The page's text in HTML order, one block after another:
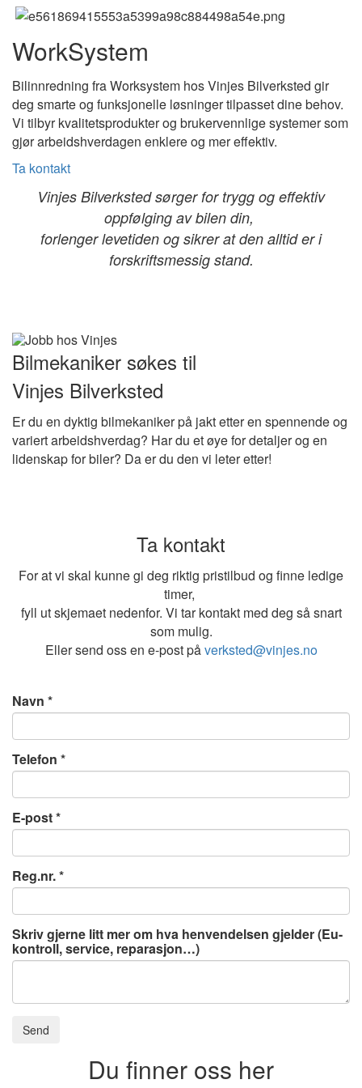
WorkSystem
Bilinnredning fra Worksystem hos Vinjes Bilverksted gir
deg smarte og funksjonelle løsninger tilpasset dine behov.
Vi tilbyr kvalitetsprodukter og brukervennlige systemer som
gjør arbeidshverdagen enklere og mer effektiv.
Ta kontakt
Vinjes Bilverksted sørger for trygg og effektiv
oppfølging av bilen din,
forlenger levetiden og sikrer at den alltid er i
forskriftsmessig stand.
Bilmekaniker søkes til
Vinjes Bilverksted
Er du en dyktig bilmekaniker på jakt etter en spennende og
variert arbeidshverdag? Har du et øye for detaljer og en
lidenskap for biler? Da er du den vi leter etter!
Ta kontakt
For at vi skal kunne gi deg riktig pristilbud og finne ledige
timer,
fyll ut skjemaet nedenfor. Vi tar kontakt med deg så snart
som mulig.
Eller send oss en e-post påverksted@vinjes.no
Navn
Telefon
E-post
Reg.nr.
Skriv gjerne litt mer om hva henvendelsen gjelder (Eu-
kontroll, service, reparasjon…)
Send
Du finner oss her